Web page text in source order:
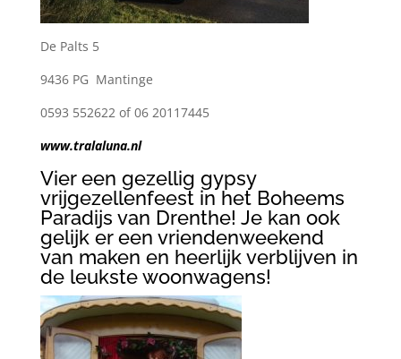
De Palts 5
9436 PG Mantinge
0593 552622 of 06 20117445
www.tralaluna.nl
Vier een gezellig gypsy
vrijgezellenfeest in het Boheems
Paradijs van Drenthe! Je kan ook
gelijk er een vriendenweekend
van maken en heerlijk verblijven in
de leukste woonwagens!